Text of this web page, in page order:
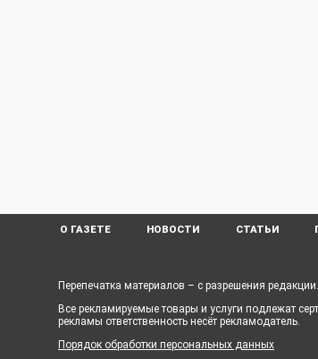
О ГАЗЕТЕ НОВОСТИ СТАТЬИ
Перепечатка материалов – с разрешения
Все рекламируемые товары и услуги подлежат
рекламы ответственность несёт рекламодатель.
Порядок обработки персональных данных